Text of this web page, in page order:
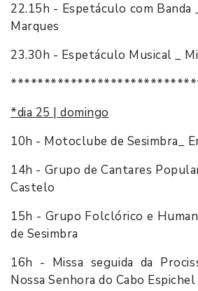
22.15h - Espetáculo com Banda
Marques
23.30h - Espetáculo Musical _
*dia 25 | domingo
10h - Motoclube de Sesimbra_
14h - Grupo de Cantares
Castelo
15h - Grupo Folclórico e
de Sesimbra
16h - Missa seguida da
Nossa Senhora do Cabo Espichel